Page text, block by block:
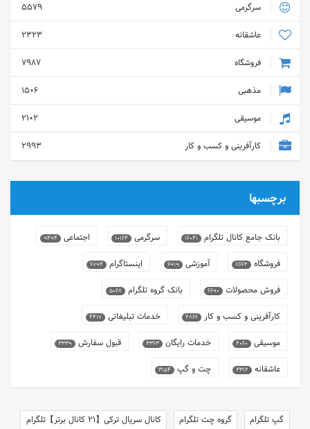
سرگرمی
5579
عاشقانه
2323
فروشگاه
7987
مذهبی
1506
موسیقی
2102
کارآفرینی و کسب و کار
2993
برچسبها
بانک جامع کانال تلگرام 16041 سرگرمی 10164 اجتماعی 9494
فروشگاه 8662 آموزشی 6919 اینستاگرام 6794
فروش محصولات 6690 بانک گروه تلگرام 5068
کارآفرینی و کسب و کار 4866 خدمات تبلیغاتی 4417
موسیقی 4060 خدمات رایگان 3363 قبول سفارش 3339
عاشقانه 3312 چت و گپ 3154
گپ تلگرام گروه چت تلگرام کانال سریال ترکی【21 کانال برتر】تلگرام